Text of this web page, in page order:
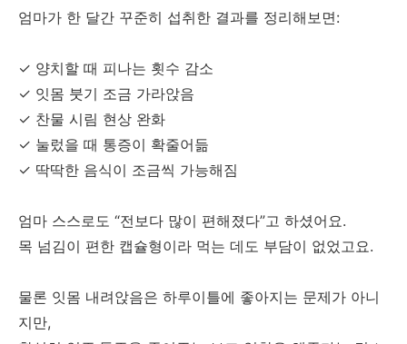
엄마가 한 달간 꾸준히 섭취한 결과를 정리해보면:
✓ 양치할 때 피나는 횟수 감소
✓ 잇몸 붓기 조금 가라앉음
✓ 찬물 시림 현상 완화
✓ 눌렀을 때 통증이 확줄어듦
✓ 딱딱한 음식이 조금씩 가능해짐
엄마 스스로도 “전보다 많이 편해졌다”고 하셨어요.
목 넘김이 편한 캡슐형이라 먹는 데도 부담이 없었고요.
물론 잇몸 내려앉음은 하루이틀에 좋아지는 문제가 아니
지만,